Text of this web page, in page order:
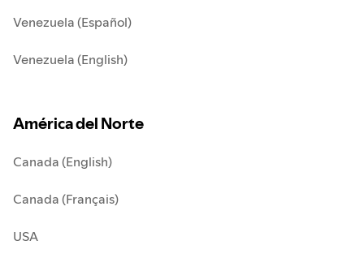
Venezuela (Español)
Venezuela (English)
América del Norte
Canada (English)
Canada (Français)
USA